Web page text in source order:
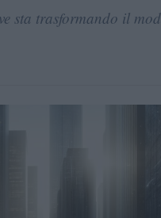
sta trasformando il